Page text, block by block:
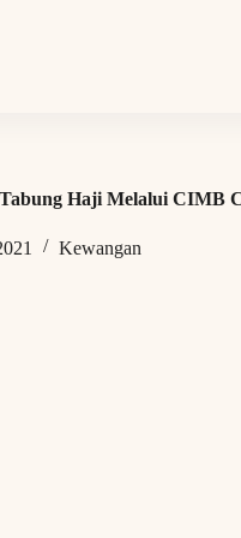
Haji Melalui CIMB
Kewangan